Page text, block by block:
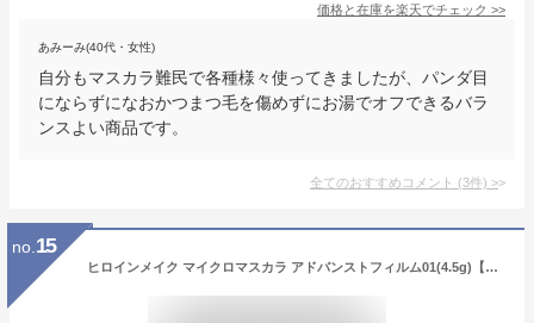
価格と在庫を楽天でチェック >>
あみーみ(40代・女性)
自分もマスカラ難民で各種様々使ってきましたが、パンダ目
にならずになおかつまつ毛を傷めずにお湯でオフできるバラ
ンスよい商品です。
全てのおすすめコメント (3件) >
no. 15
ヒロインメイク マイクロマスカラ アドバンストフィルム01(4.5g)【ヒロインメイク】[マスカラ マイクロブラシ 下まつげ お湯落ち]